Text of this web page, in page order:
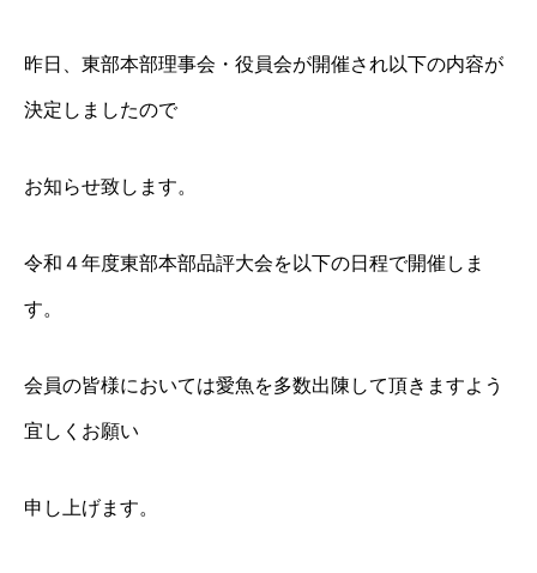
昨日、東部本部理事会・役員会が開催され以下の内容が
決定しましたので
お知らせ致します。
令和４年度東部本部品評大会を以下の日程で開催しま
す。
会員の皆様においては愛魚を多数出陳して頂きますよう
宜しくお願い
申し上げます。